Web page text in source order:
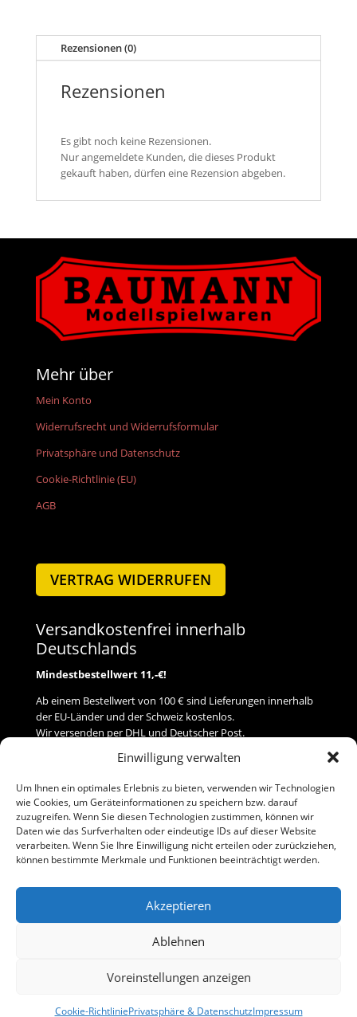
Einwilligung verwalten
Um Ihnen ein optimales Erlebnis zu bieten, verwenden wir Technologien
wie Cookies, um Geräteinformationen zu speichern bzw. darauf
zuzugreifen. Wenn Sie diesen Technologien zustimmen, können wir
Daten wie das Surfverhalten oder eindeutige IDs auf dieser Website
verarbeiten. Wenn Sie Ihre Einwilligung nicht erteilen oder zurückziehen,
können bestimmte Merkmale und Funktionen beeinträchtigt werden.
Akzeptieren
Ablehnen
Voreinstellungen anzeigen
Cookie-RichtliniePrivatsphäre & DatenschutzImpressum
1994
Menge
Rezensionen (0)
Rezensionen
Es gibt noch keine Rezensionen.
Nur angemeldete Kunden, die dieses Produkt
gekauft haben, dürfen eine Rezension abgeben.
Mehr über
Mein Konto
Widerrufsrecht und Widerrufsformular
Privatsphäre und Datenschutz
Cookie-Richtlinie (EU)
AGB
VERTRAG WIDERRUFEN
Versandkostenfrei innerhalb
Deutschlands
Mindestbestellwert 11,-€!
Ab einem Bestellwert von 100 € sind Lieferungen innerhalb
der EU-Länder und der Schweiz kostenlos.
Wir versenden per DHL und Deutscher Post.
Versand
Zahlung
Baumann Modellspielwaren
Telefon (0 91 61) 33 84
Impressum